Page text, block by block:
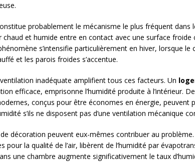
probablement le mécanisme le plus fréquent dans
chaud et humide entre en contact avec une surface
s’intensifie particulièrement en hiver, lorsque
et les parois froides s’accentue.
inadéquate amplifient tous ces facteurs. Un
efficace, emprisonne l’humidité produite à l’intérieur.
conçus pour être économes en énergie, peuvent
s’ils ne disposent pas d’une ventilation mécanique
décoration peuvent eux-mêmes contribuer au problème.
pour la qualité de l’air, libèrent de l’humidité par
une chambre augmente significativement le taux